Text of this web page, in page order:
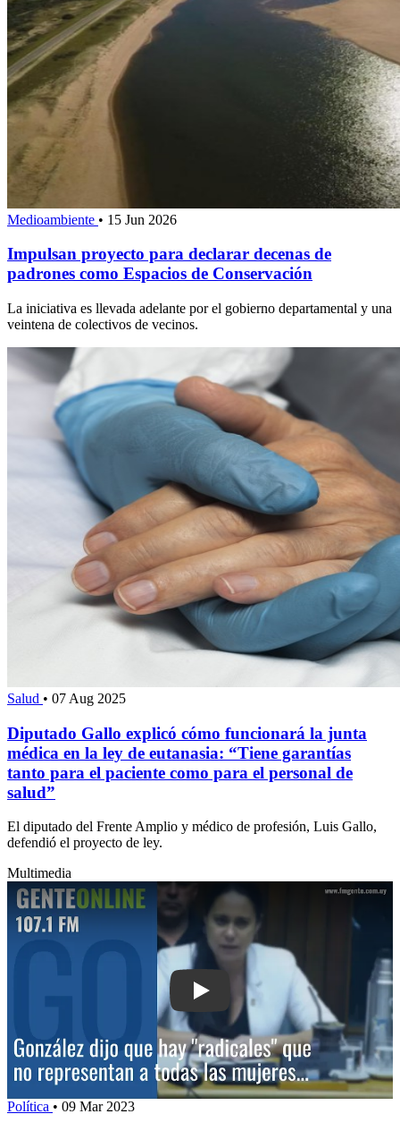
Medioambiente • 15 Jun 2026
Impulsan proyecto para declarar decenas de
padrones como Espacios de Conservación
La iniciativa es llevada adelante por el gobierno departamental y una
veintena de colectivos de vecinos.
Salud • 07 Aug 2025
Diputado Gallo explicó cómo funcionará la junta
médica en la ley de eutanasia: “Tiene garantías
tanto para el paciente como para el personal de
salud”
El diputado del Frente Amplio y médico de profesión, Luis Gallo,
defendió el proyecto de ley.
Multimedia
Play: González dijo que hay
Política • 09 Mar 2023